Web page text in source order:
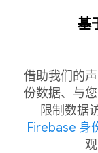
基
借助我们的
份数据、与
限制数据
Firebase 身